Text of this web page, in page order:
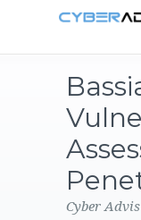
PRODOTTI
Cyber